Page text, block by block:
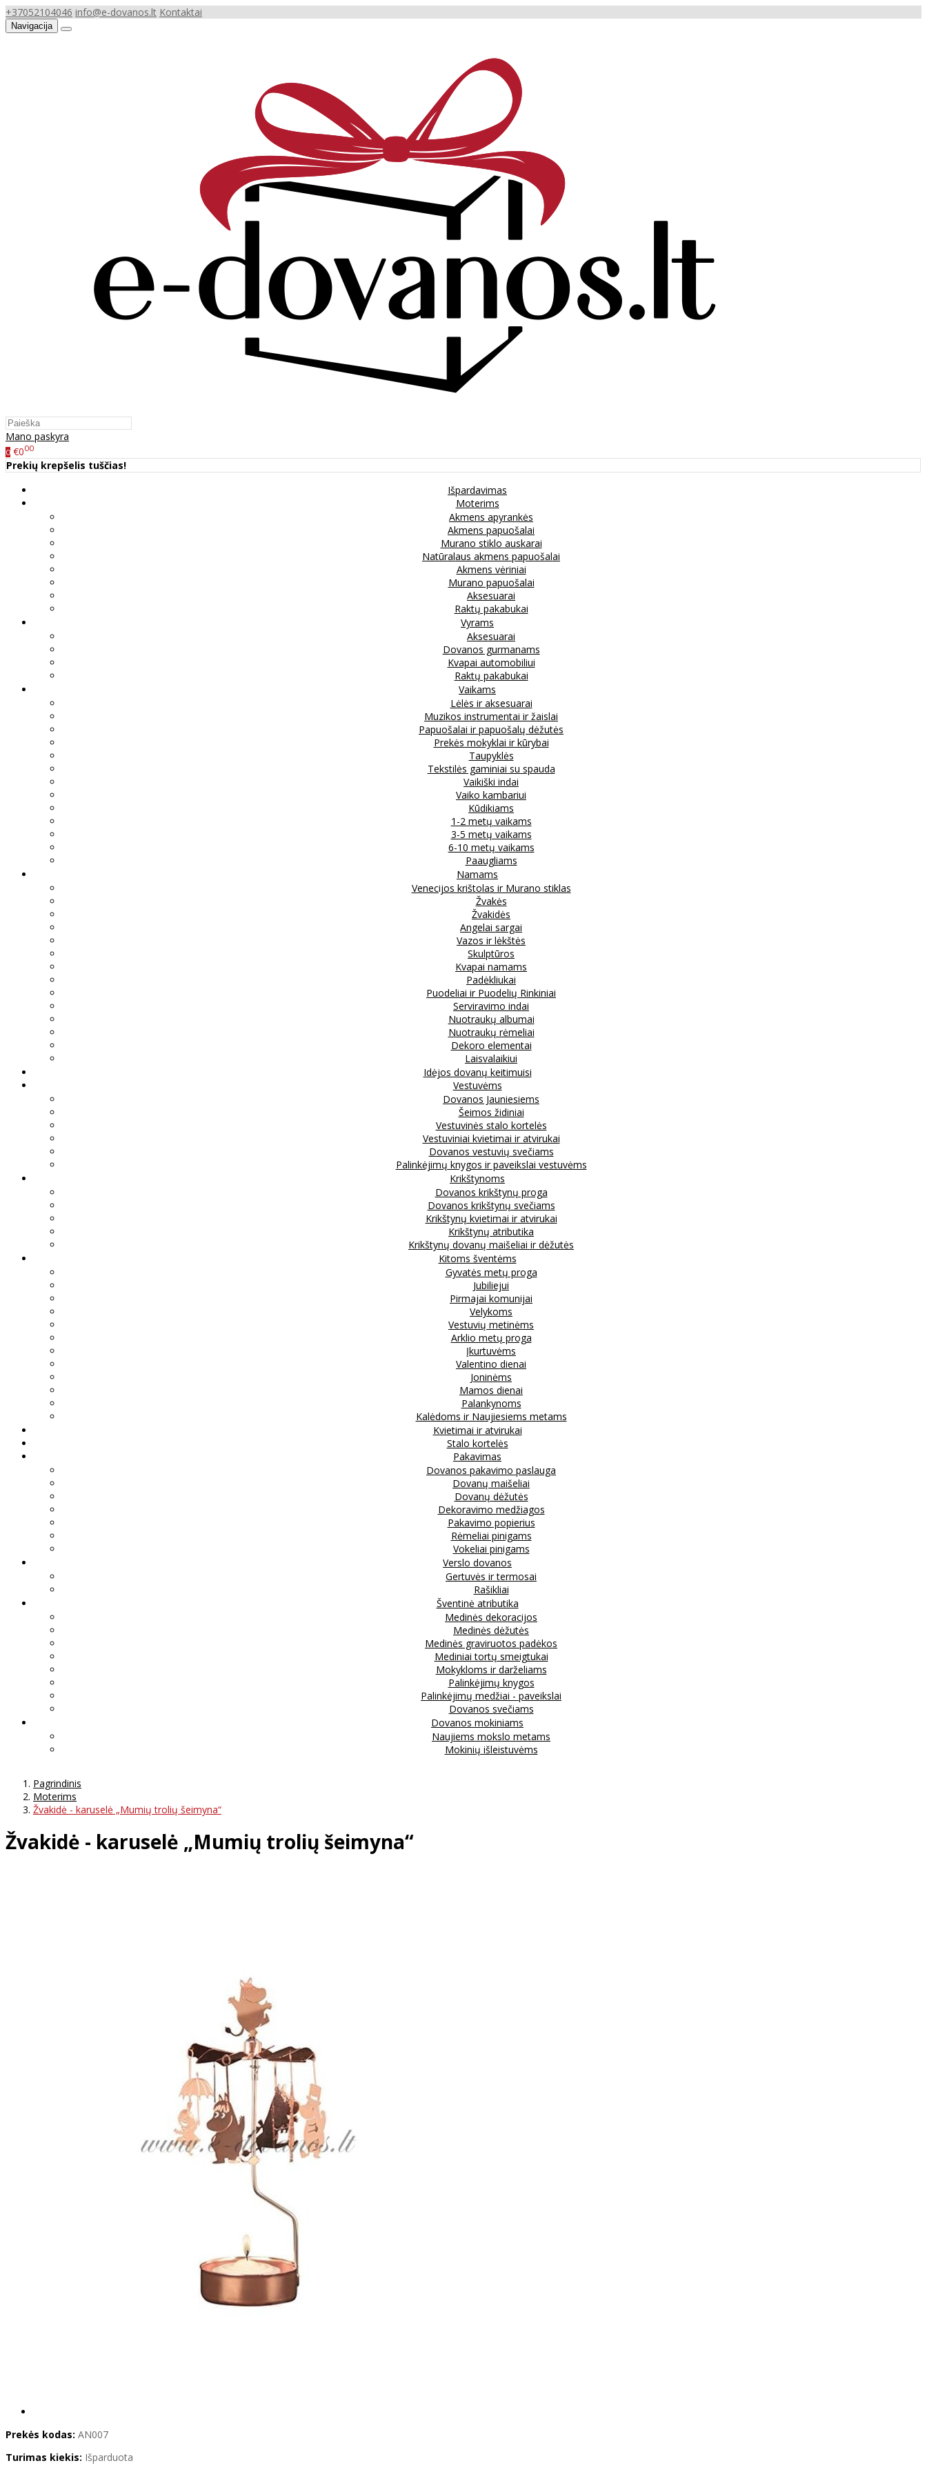
+37052104046 info@e-dovanos.lt Kontaktai
Navigacija
Mano paskyra
0 €000
Prekių krepšelis tuščias!
Išpardavimas
Moterims
Akmens apyrankės
Akmens papuošalai
Murano stiklo auskarai
Natūralaus akmens papuošalai
Akmens vėriniai
Murano papuošalai
Aksesuarai
Raktų pakabukai
Vyrams
Aksesuarai
Dovanos gurmanams
Kvapai automobiliui
Raktų pakabukai
Vaikams
Lėlės ir aksesuarai
Muzikos instrumentai ir žaislai
Papuošalai ir papuošalų dėžutės
Prekės mokyklai ir kūrybai
Taupyklės
Tekstilės gaminiai su spauda
Vaikiški indai
Vaiko kambariui
Kūdikiams
1-2 metų vaikams
3-5 metų vaikams
6-10 metų vaikams
Paaugliams
Namams
Venecijos krištolas ir Murano stiklas
Žvakės
Žvakidės
Angelai sargai
Vazos ir lėkštės
Skulptūros
Kvapai namams
Padėkliukai
Puodeliai ir Puodelių Rinkiniai
Serviravimo indai
Nuotraukų albumai
Nuotraukų rėmeliai
Dekoro elementai
Laisvalaikiui
Idėjos dovanų keitimuisi
Vestuvėms
Dovanos Jauniesiems
Šeimos židiniai
Vestuvinės stalo kortelės
Vestuviniai kvietimai ir atvirukai
Dovanos vestuvių svečiams
Palinkėjimų knygos ir paveikslai vestuvėms
Krikštynoms
Dovanos krikštynų proga
Dovanos krikštynų svečiams
Krikštynų kvietimai ir atvirukai
Krikštynų atributika
Krikštynų dovanų maišeliai ir dėžutės
Kitoms šventėms
Gyvatės metų proga
Jubiliejui
Pirmajai komunijai
Velykoms
Vestuvių metinėms
Arklio metų proga
Įkurtuvėms
Valentino dienai
Joninėms
Mamos dienai
Palankynoms
Kalėdoms ir Naujiesiems metams
Kvietimai ir atvirukai
Stalo kortelės
Pakavimas
Dovanos pakavimo paslauga
Dovanų maišeliai
Dovanų dėžutės
Dekoravimo medžiagos
Pakavimo popierius
Rėmeliai pinigams
Vokeliai pinigams
Verslo dovanos
Gertuvės ir termosai
Rašikliai
Šventinė atributika
Medinės dekoracijos
Medinės dėžutės
Medinės graviruotos padėkos
Mediniai tortų smeigtukai
Mokykloms ir darželiams
Palinkėjimų knygos
Palinkėjimų medžiai - paveikslai
Dovanos svečiams
Dovanos mokiniams
Naujiems mokslo metams
Mokinių išleistuvėms
Pagrindinis
Moterims
Žvakidė - karuselė „Mumių trolių šeimyna“
Žvakidė - karuselė „Mumių trolių šeimyna“
Prekės kodas: AN007
Turimas kiekis: Išparduota